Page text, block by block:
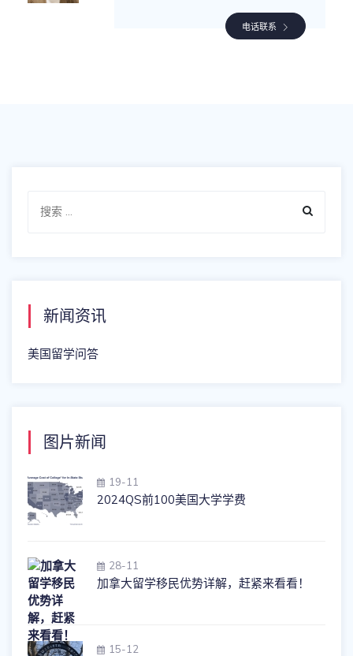
电话联系
for:
新闻资讯
美国留学问答
图片新闻
19-11
2024QS前100美国大学学费
28-11
加拿大留学移民优势详解，赶紧来看看！
15-12